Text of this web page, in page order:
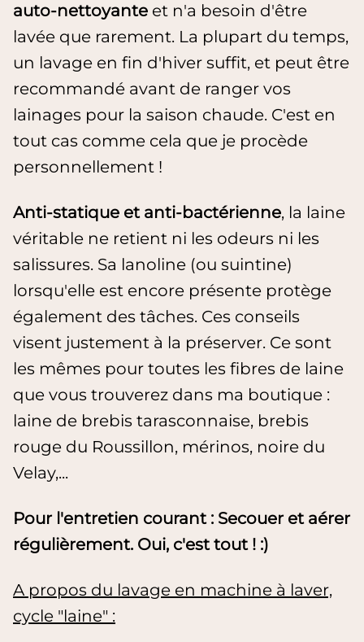
auto-nettoyante et n'a besoin d'être
lavée que rarement. La plupart du temps,
un lavage en fin d'hiver suffit, et peut être
recommandé avant de ranger vos
lainages pour la saison chaude. C'est en
tout cas comme cela que je procède
personnellement !
Anti-statique et anti-bactérienne, la laine
véritable ne retient ni les odeurs ni les
salissures. Sa lanoline (ou suintine)
lorsqu'elle est encore présente protège
également des tâches. Ces conseils
visent justement à la préserver. Ce sont
les mêmes pour toutes les fibres de laine
que vous trouverez dans ma boutique :
laine de brebis tarasconnaise, brebis
rouge du Roussillon, mérinos, noire du
Velay,...
Pour l'entretien courant : Secouer et aérer
régulièrement. Oui, c'est tout ! :)
A propos du lavage en machine à laver,
cycle "laine" :